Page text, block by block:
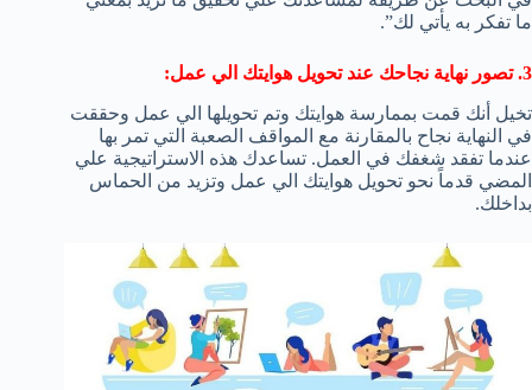
ما تفكر به يأتي لك”.
3. تصور نهاية نجاحك عند تحويل هوايتك الي عمل:
تخيل أنك قمت بممارسة هوايتك وتم تحويلها الي عمل وحققت
في النهاية نجاح بالمقارنة مع المواقف الصعبة التي تمر بها
عندما تفقد شغفك في العمل. تساعدك هذه الاستراتيجية علي
المضي قدماً نحو تحويل هوايتك الي عمل وتزيد من الحماس
بداخلك.